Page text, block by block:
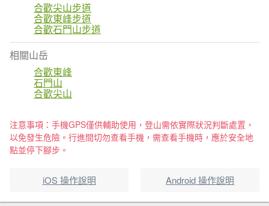
合歡尖山步道
合歡東峰步道
合歡石門山步道
相關山岳
合歡東峰
石門山
合歡尖山
注意事項：手機GPS僅供輔助使用，登山需依實際狀況判斷處置，
以免發生危險。行進間切勿查看手機，需查看手機時，應於安全地
點並停下腳步。
iOS 操作說明 Android 操作說明